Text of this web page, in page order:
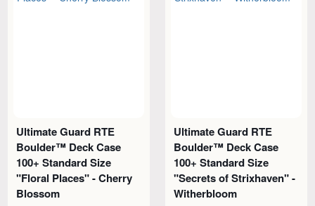
Ultimate Guard RTE
Boulder™ Deck Case
100+ Standard Size
"Floral Places" - Cherry
Blossom
Ultimate Guard RTE
Boulder™ Deck Case
100+ Standard Size
"Secrets of Strixhaven" -
Witherbloom